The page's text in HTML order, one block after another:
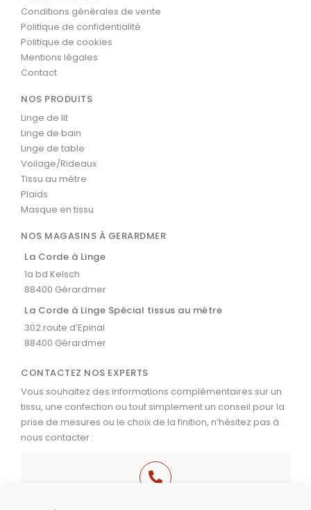
Conditions générales de vente
Politique de confidentialité
Politique de cookies
Mentions légales
Contact
NOS PRODUITS
Linge de lit
Linge de bain
Linge de table
Voilage/Rideaux
Tissu au mètre
Plaids
Masque en tissu
NOS MAGASINS À GERARDMER
La Corde à Linge
1a bd Kelsch
88400 Gérardmer
La Corde à Linge Spécial tissus au mètre
302 route d’Epinal
88400 Gérardmer
CONTACTEZ NOS EXPERTS
Vous souhaitez des informations complémentaires sur un
tissu, une confection ou tout simplement un conseil pour la
prise de mesures ou le choix de la finition, n’hésitez pas à
nous contacter :